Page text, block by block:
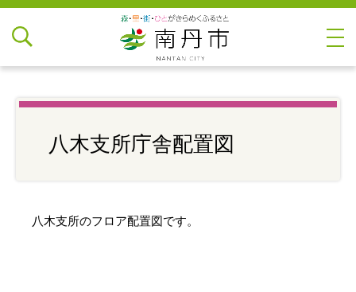
八木支所庁舎配置図
八木支所のフロア配置図です。